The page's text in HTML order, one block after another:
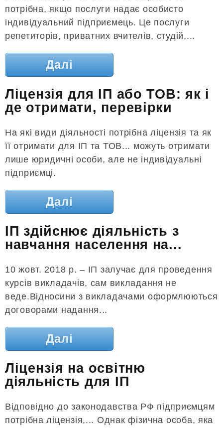
потрібна, якщо послуги надає особисто
індивідуальний підприємець. Це послуги
репетиторів, приватних вчителів, студій,...
Далі
Ліцензія для ІП або ТОВ: як і
де отримати, перевірки
На які види діяльності потрібна ліцензія та як
її отримати для ІП та ТОВ... можуть отримати
лише юридичні особи, але не індивідуальні
підприємці.
Далі
ІП здійснює діяльність з
навчання населення на...
10 жовт. 2018 р. – ІП залучає для проведення
курсів викладачів, сам викладання не
веде.Відносини з викладачами оформлюються
договорами надання...
Далі
Ліцензія на освітню
діяльність для ІП
Відповідно до законодавства РФ підприємцям
потрібна ліцензія,... Однак фізична особа, яка